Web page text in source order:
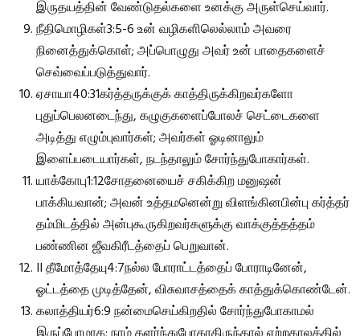
இருதயத்தின் வேண்டுதல்களை உனக்கு அருள்செய்வார்.
நீதிமொழிகள்3:5-6 உன் வழிகளிலெல்லாம் அவரை
நினைத்துக்கொள்; அப்பொழுது அவர் உன் பாதைகளைச்
செவ்வைப்படுத்துவார்.
ஏசாயா40:31கர்த்தருக்குக் காத்திருக்கிறவர்களோ
புதுப்பெலனடைந்து, கழுகுகளைப்போலச் செட்டைகளை
அடித்து எழும்புவார்கள்; அவர்கள் ஓடினாலும்
இளைப்படையார்கள், நடந்தாலும் சோர்ந்துபோகார்கள்.
யாக்கோபு1:12சோதனையைச் சகிக்கிற மனுஷன்
பாக்கியவான்; அவன் உத்தமனென்று விளங்கினபின்பு கர்த்தர்
தம்மிடத்தில் அன்புகூருகிறவர்களுக்கு வாக்குத்தத்தம்
பண்ணின ஜீவகிரீடத்தைப் பெறுவான்.
II தீமோத்தேயு4:7நல்ல போராட்டத்தைப் போராடினேன்,
ஓட்டத்தை முடித்தேன், விசுவாசத்தைக் காத்துக்கொண்டேன்.
கலாத்தியர்6:9 நன்மைசெய்கிறதில் சோர்ந்துபோகாமல்